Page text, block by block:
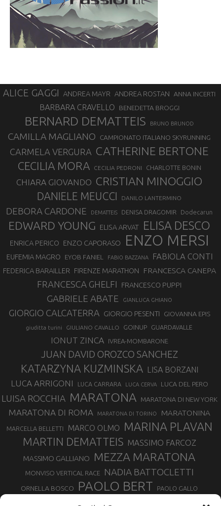
ALICE GAGGI ANDREA MAYR ANDREA ROSTAN ANNA INCERTI
BARBARA CRAVELLO BENEDETTA BROGGI
BERNARD DEMATTEIS BRUNO BRUNOD
CAMILLA MAGLIANO CAMPIONATO ITALIANO SKYRUNNING
CARMELA VERGURA CATHERINE BERTONE
CECILIA MORA CECILIA PEDRONI CHARLOTTE BONIN
CHIARA GIOVANDO CRISTIAN MINOGGIO
DANIELE MEUCCI DANILO LANTERMINO
DEBORA CARDONE DEMATTEIS DENISA DRAGOMIR Dodecarun
EDWARD YOUNG ELISA ARVAT ELISA DESCO
ENRICA PERICO ENZO CAPORASO ENZO MERSI
EUFEMIA MAGRO EYOB FANIEL FABIO BAZZANA FABIOLA CONTI
FEDERICA BARAILLER FIRENZE MARATHON FRANCESCA CANEPA
FRANCESCA GHELFI FRANCESCO PUPPI
GABRIELE ABATE GIANLUCA GHIANO
GIORGIO CALCATERRA GIORGIO PESENTI GIOVANNA EPIS
giuditta turini GIULIANO CAVALLO GOINUP GUARDAVALLE
IONUT ZINCA IVREA-MOMBARONE
JUAN DAVID OROZCO SANCHEZ
KATARZYNA KUZMINSKA LISA BORZANI
LUCA ARRIGONI LUCA CARRARA LUCA CERVA LUCA DEL PERO
LUISA ROCCHIA MARATONA MARATONA DI NEW YORK
MARATONA DI ROMA MARATONA DI TORINO MARATONINA
MARCELLA BELLETTI MARCO OLMO MARINA PLAVAN
MARTIN DEMATTEIS MASSIMO FARCOZ
MASSIMO GALLIANO MEZZA MARATONA
MONVISO VERTICAL RACE NADIA BATTOCLETTI
ORNELLA BOSCO PAOLO BERT PAOLO GALLO